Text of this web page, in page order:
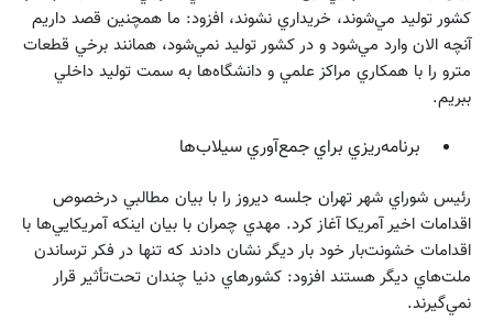
كشور توليد مي‌شوند، خريداري نشوند، افزود: ما همچنين قصد داريم
آنچه الان وارد مي‌شود و در كشور توليد نمي‌شود، همانند برخي قطعات
مترو را با همكاري مراكز علمي و دانشگاه‌ها به سمت توليد داخلي
ببريم.
‌ برنامه‌ريزي‌ براي جمع‌آوري سيلاب‌ها
رئيس شوراي شهر تهران جلسه ديروز را با بيان مطالبي درخصوص
اقدامات اخير آمريكا آغاز كرد. مهدي چمران با بيان اينكه آمريكايي‌ها با
اقدامات خشونت‌بار خود بار ديگر نشان دادند كه تنها در فكر ترساندن
ملت‌هاي ديگر هستند افزود: كشورهاي دنيا چندان تحت‌تأثير قرار
نمي‌گيرند.